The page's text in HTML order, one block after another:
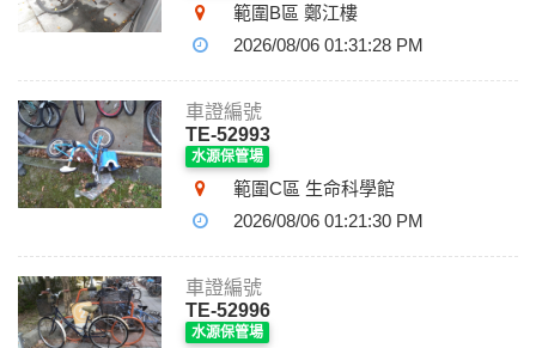
範圍B區 鄭江樓
2026/08/06 01:31:28 PM
車證編號
TE-52993
水源保管場
範圍C區 生命科學館
2026/08/06 01:21:30 PM
車證編號
TE-52996
水源保管場